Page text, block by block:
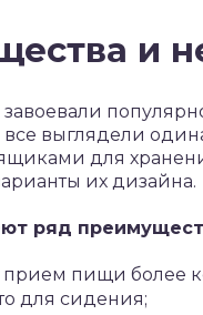
и
все выглядели
для
их дизайна.
ряд
пищи более
для сидения;